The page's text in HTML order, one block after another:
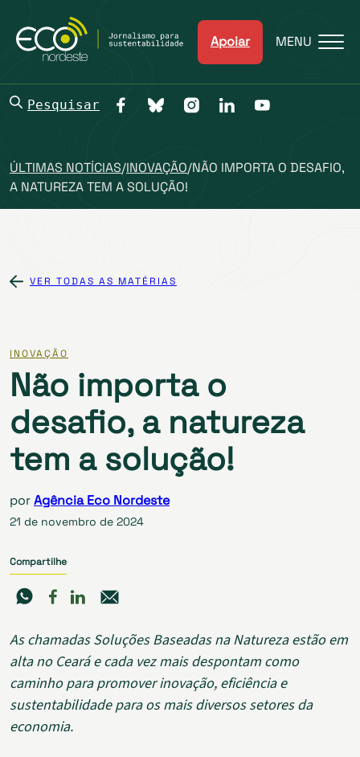
Apoiar MENU
Pesquisar
ÚLTIMAS NOTÍCIAS/INOVAÇÃO/NÃO IMPORTA O DESAFIO,
A NATUREZA TEM A SOLUÇÃO!
VER TODAS AS MATÉRIAS
INOVAÇÃO
Não importa o
desafio, a natureza
tem a solução!
porAgência Eco Nordeste
21 de novembro de 2024
Compartilhe
As chamadas Soluções Baseadas na Natureza estão em
alta no Ceará e cada vez mais despontam como
caminho para promover inovação, eficiência e
sustentabilidade para os mais diversos setores da
economia.